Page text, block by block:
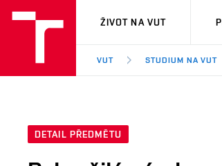
VUT
ŽIVOT NA VUT
VUT STUDIUM NA VUT
DETAIL PŘEDMĚTU